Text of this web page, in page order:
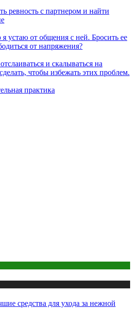
ревность с партнером и найти
устаю от общения с ней. Бросить ее
от напряжения?
и скалываться на
чтобы избежать этих проблем.
практика
средства для ухода за нежной